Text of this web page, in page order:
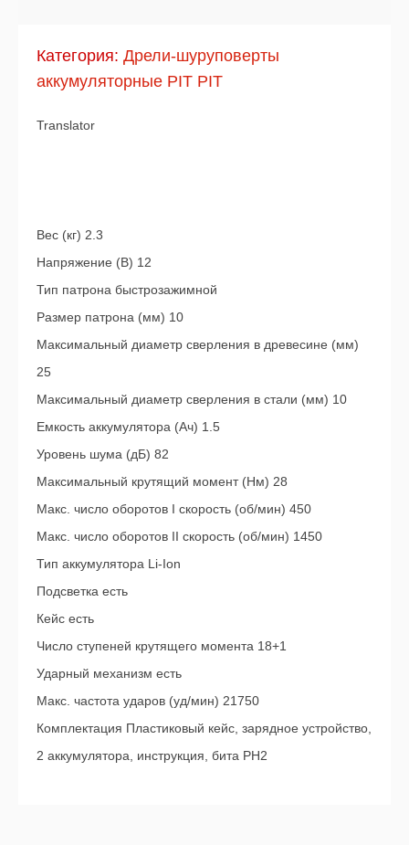
Категория: Дрели-шуруповерты
аккумуляторные PIT PIT
Translator
Вес (кг) 2.3
Напряжение (В) 12
Тип патрона быстрозажимной
Размер патрона (мм) 10
Максимальный диаметр сверления в древесине (мм)
25
Максимальный диаметр сверления в стали (мм) 10
Емкость аккумулятора (Ач) 1.5
Уровень шума (дБ) 82
Максимальный крутящий момент (Нм) 28
Макс. число оборотов I скорость (об/мин) 450
Макс. число оборотов II скорость (об/мин) 1450
Тип аккумулятора Li-Ion
Подсветка есть
Кейс есть
Число ступеней крутящего момента 18+1
Ударный механизм есть
Макс. частота ударов (уд/мин) 21750
Комплектация Пластиковый кейс, зарядное устройство,
2 аккумулятора, инструкция, бита PH2